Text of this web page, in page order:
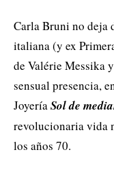
Carla Bruni no deja
italiana (y ex
de Valérie Messika
sensual presencia,
JoyeríaSol de
revolucionaria vida
los años 70.